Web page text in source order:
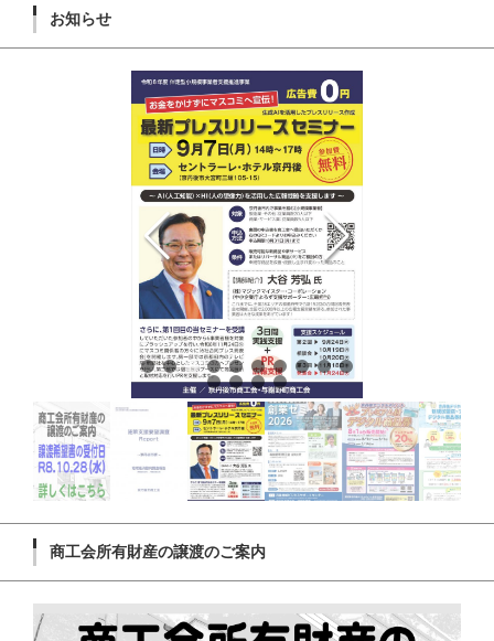
お知らせ
商工会所有財産の譲渡のご案内